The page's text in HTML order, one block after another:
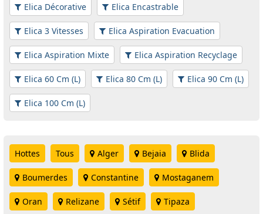
Elica Décorative Elica Encastrable
Elica 3 Vitesses Elica Aspiration Evacuation
Elica Aspiration Mixte Elica Aspiration Recyclage
Elica 60 Cm (L) Elica 80 Cm (L) Elica 90 Cm (L)
Elica 100 Cm (L)
Hottes Tous Alger Bejaia Blida
Boumerdes Constantine Mostaganem
Oran Relizane Sétif Tipaza